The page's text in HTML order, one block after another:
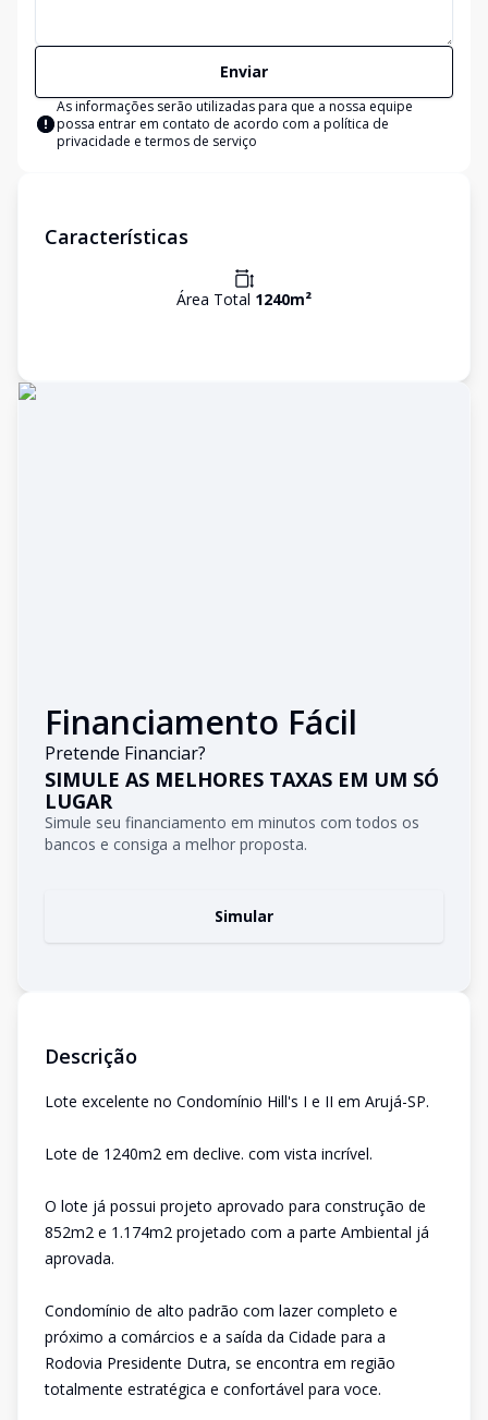
Enviar
As informações serão utilizadas para que a nossa equipe
possa entrar em contato de acordo com a política de
privacidade e termos de serviço
Características
Área Total 1240m²
Financiamento Fácil
Pretende Financiar?
SIMULE AS MELHORES TAXAS EM UM SÓ
LUGAR
Simule seu financiamento em minutos com todos os
bancos e consiga a melhor proposta.
Simular
Descrição
Lote excelente no Condomínio Hill's I e II em Arujá-SP.
Lote de 1240m2 em declive. com vista incrível.
O lote já possui projeto aprovado para construção de
852m2 e 1.174m2 projetado com a parte Ambiental já
aprovada.
Condomínio de alto padrão com lazer completo e
próximo a comárcios e a saída da Cidade para a
Rodovia Presidente Dutra, se encontra em região
totalmente estratégica e confortável para voce.